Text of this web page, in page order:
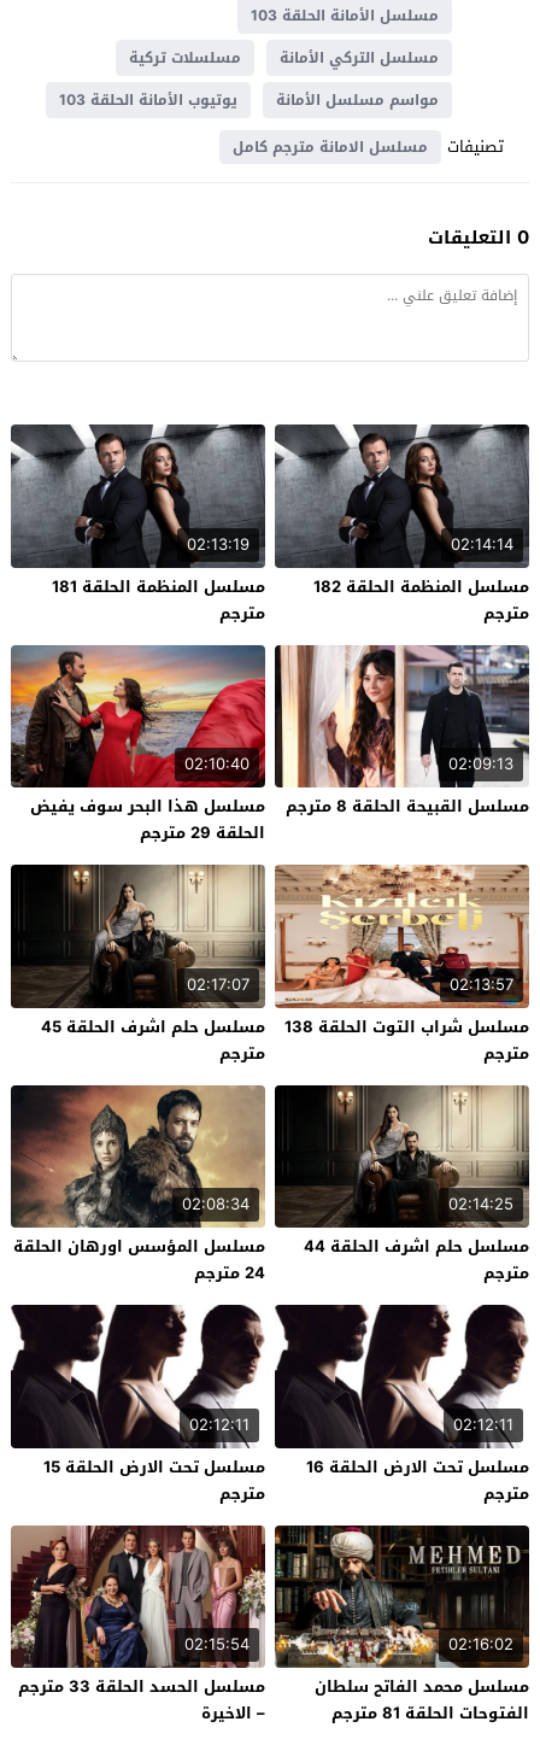
مسلسل الأمانة الحلقة 103
مسلسل التركي الأمانة
مسلسلات تركية
مواسم مسلسل الأمانة
يوتيوب الأمانة الحلقة 103
تصنيفات مسلسل الامانة مترجم كامل
0 التعليقات
02:14:14
مسلسل المنظمة الحلقة 182
مترجم
02:13:19
مسلسل المنظمة الحلقة 181
مترجم
02:09:13
مسلسل القبيحة الحلقة 8 مترجم
02:10:40
مسلسل هذا البحر سوف يفيض
الحلقة 29 مترجم
02:13:57
مسلسل شراب التوت الحلقة 138
مترجم
02:17:07
مسلسل حلم اشرف الحلقة 45
مترجم
02:14:25
مسلسل حلم اشرف الحلقة 44
مترجم
02:08:34
مسلسل المؤسس اورهان الحلقة
24 مترجم
02:12:11
مسلسل تحت الارض الحلقة 16
مترجم
02:12:11
مسلسل تحت الارض الحلقة 15
مترجم
02:16:02
مسلسل محمد الفاتح سلطان
الفتوحات الحلقة 81 مترجم
02:15:54
مسلسل الحسد الحلقة 33 مترجم
– الاخيرة